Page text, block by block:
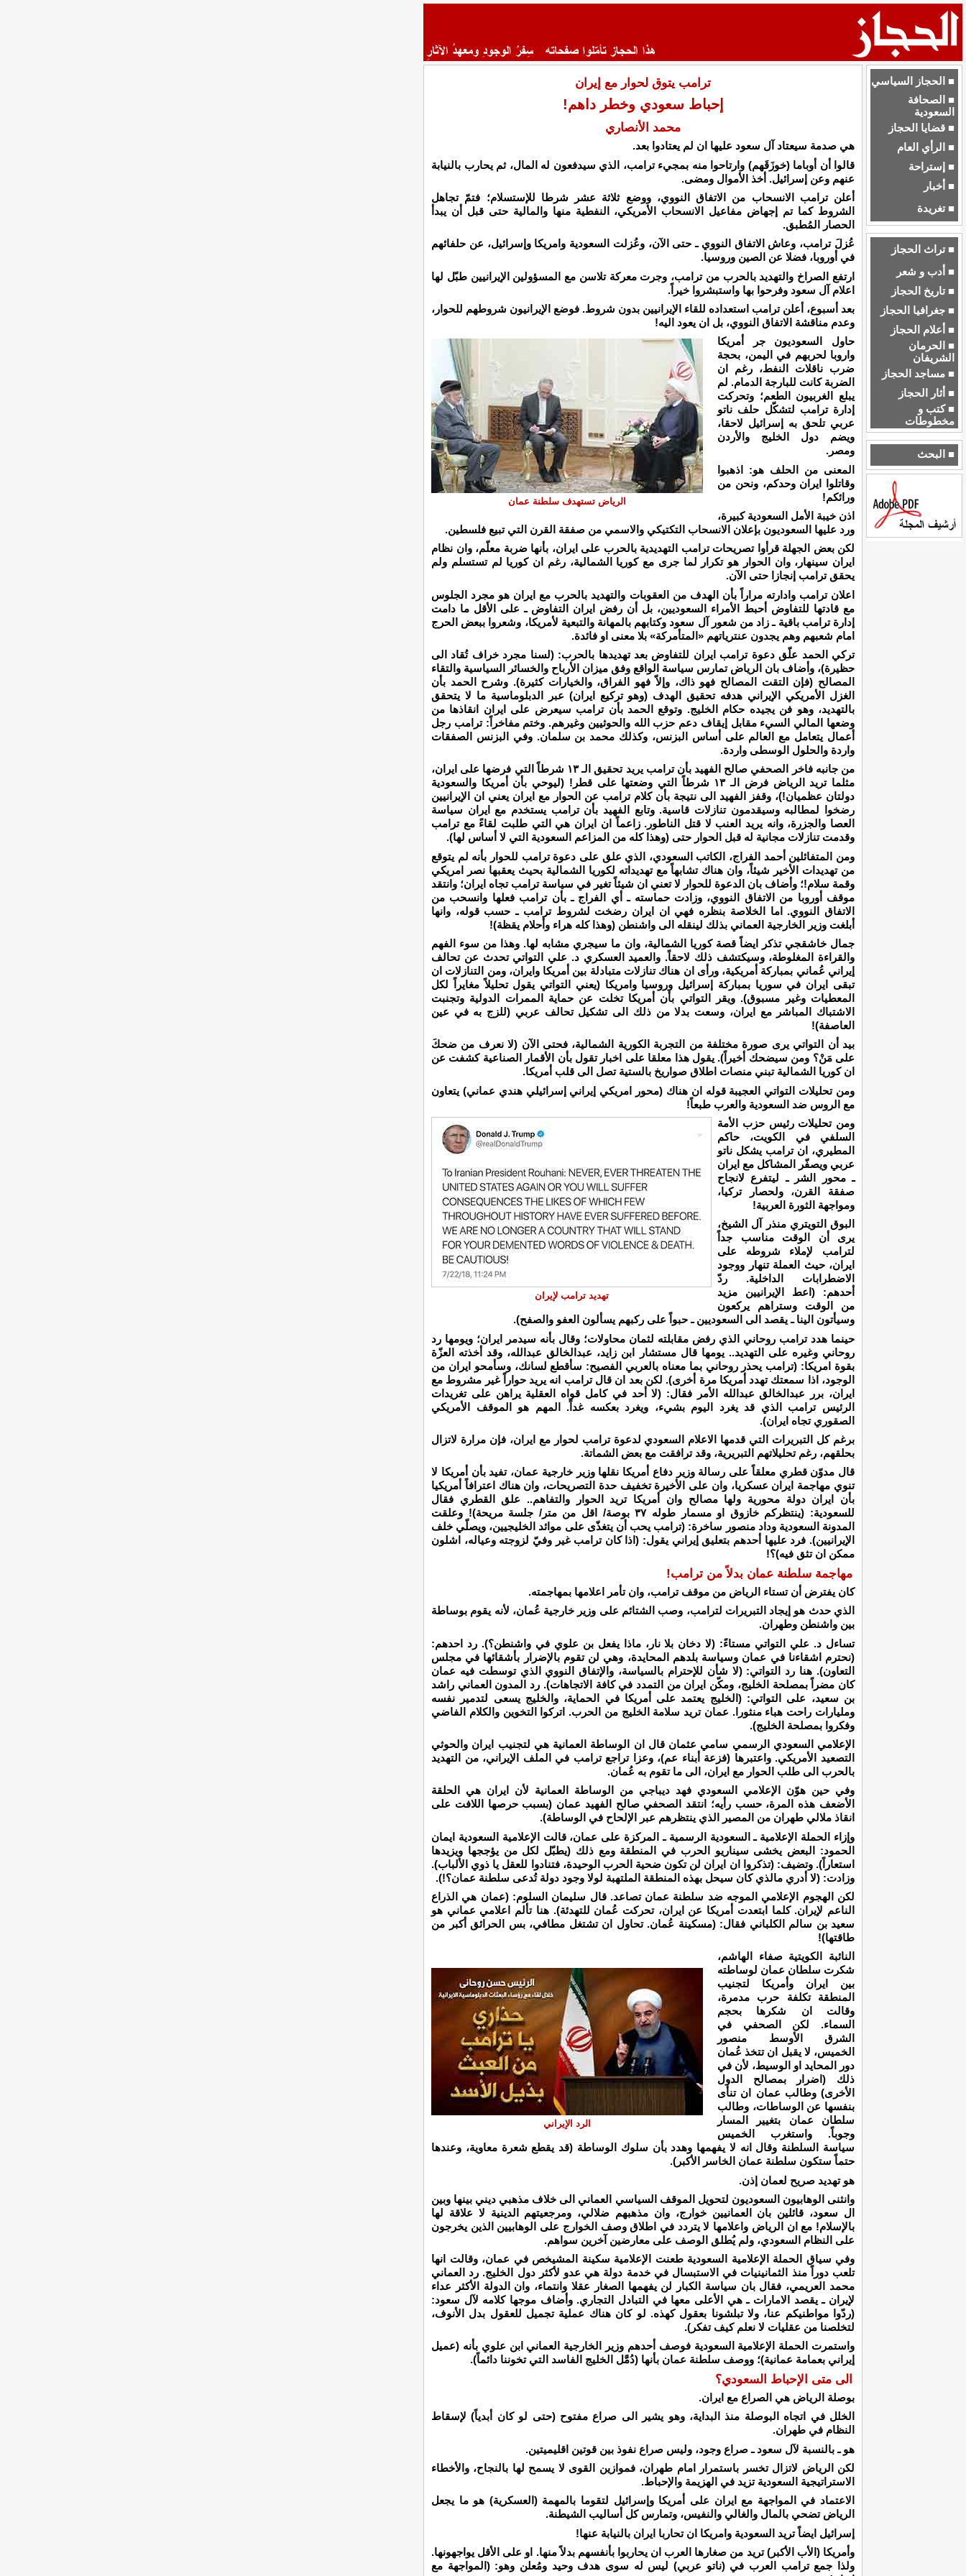
■ الحجاز السياسي
■ الصحافة
السعودية
■ قضايا الحجاز
■ الرأي العام
■ إستراحة
■ أخبار
■ تغريدة
■ تراث الحجاز
■ أدب و شعر
■ تاريخ الحجاز
■ جغرافيا الحجاز
■ أعلام الحجاز
■ الحرمان
الشريفان
■ مساجد الحجاز
■ أثار الحجاز
■ كتب و
مخطوطات
■ البحث
ترامب يتوق لحوار مع إيران
إحباط سعودي وخطر داهم!
محمد الأنصاري
هي صدمة سيعتاد آل سعود عليها ان لم يعتادوا بعد.
قالوا أن أوباما (خوزَقَهم) وارتاحوا منه بمجيء ترامب، الذي سيدفعون له المال، ثم يحارب بالنيابة
عنهم وعن إسرائيل. أخذ الأموال ومضى.
أعلن ترامب الانسحاب من الاتفاق النووي، ووضع ثلاثة عشر شرطا للإستسلام؛ فتمّ تجاهل
الشروط كما تم إجهاض مفاعيل الانسحاب الأمريكي، النفطية منها والمالية حتى قبل أن يبدأ
الحصار المُطبق.
عُزلَ ترامب، وعاش الاتفاق النووي ـ حتى الآن، وعُزلت السعودية وامريكا وإسرائيل، عن حلفائهم
في أوروبا، فضلا عن الصين وروسيا.
ارتفع الصراخ والتهديد بالحرب من ترامب، وجرت معركة تلاسن مع المسؤولين الإيرانيين طبّل لها
اعلام آل سعود وفرحوا بها واستبشروا خيراً.
بعد أسبوع، أعلن ترامب استعداده للقاء الإيرانيين بدون شروط. فوضع الإيرانيون شروطهم للحوار،
وعدم مناقشة الاتفاق النووي، بل ان يعود اليه!
الرياض تستهدف سلطنة عمان
حاول السعوديون جر أمريكا
واروبا لحربهم في اليمن، بحجة
ضرب ناقلات النفط، رغم ان
الضربة كانت للبارجة الدمام. لم
يبلع الغربيون الطعم؛ وتحركت
إدارة ترامب لتشكّل حلف ناتو
عربي تلحق به إسرائيل لاحقا،
ويضم دول الخليج والأردن
ومصر.
المعنى من الحلف هو: اذهبوا
وقاتلوا ايران وحدكم، ونحن من
ورائكم!
اذن خيبة الأمل السعودية كبيرة،
ورد عليها السعوديون بإعلان الانسحاب التكتيكي والاسمي من صفقة القرن التي تبيع فلسطين.
لكن بعض الجهلة قرأوا تصريحات ترامب التهديدية بالحرب على ايران، بأنها ضربة معلّم، وان نظام
ايران سينهار، وان الحوار هو تكرار لما جرى مع كوريا الشمالية، رغم ان كوريا لم تستسلم ولم
يحقق ترامب إنجازا حتى الآن.
اعلان ترامب وادارته مراراً بأن الهدف من العقوبات والتهديد بالحرب مع ايران هو مجرد الجلوس
مع قادتها للتفاوض أحبط الأمراء السعوديين، بل أن رفض ايران التفاوض ـ على الأقل ما دامت
إدارة ترامب باقية ـ زاد من شعور آل سعود وكتابهم بالمهانة والتبعية لأمريكا، وشعروا ببعض الحرج
امام شعبهم وهم يجدون عنترياتهم «المتأمركة» بلا معنى او فائدة.
تركي الحمد علّق دعوة ترامب ايران للتفاوض بعد تهديدها بالحرب: (لسنا مجرد خراف تُقاد الى
حظيرة)، وأضاف بان الرياض تمارس سياسة الواقع وفق ميزان الأرباح والخسائر السياسية والتقاء
المصالح (فإن التقت المصالح فهو ذاك، وإلاّ فهو الفراق، والخيارات كثيرة). وشرح الحمد بأن
الغزل الأمريكي الإيراني هدفه تحقيق الهدف (وهو تركيع ايران) عبر الدبلوماسية ما لا يتحقق
بالتهديد، وهو فن يجيده حكام الخليج. وتوقع الحمد بأن ترامب سيعرض على ايران انقاذها من
وضعها المالي السيء مقابل إيقاف دعم حزب الله والحوثيين وغيرهم. وختم مفاخراً: ترامب رجل
أعمال يتعامل مع العالم على أساس البزنس، وكذلك محمد بن سلمان. وفي البزنس الصفقات
واردة والحلول الوسطى واردة.
من جانبه فاخر الصحفي صالح الفهيد بأن ترامب يريد تحقيق الـ ١٣ شرطاً التي فرضها على ايران،
مثلما تريد الرياض فرض الـ ١٣ شرطاً التي وضعتها على قطر! (ليوحي بأن أمريكا والسعودية
دولتان عظميان!)، وقفز الفهيد الى نتيجة بأن كلام ترامب عن الحوار مع ايران يعني ان الإيرانيين
رضخوا لمطالبه وسيقدمون تنازلات قاسية. وتابع الفهيد بأن ترامب يستخدم مع ايران سياسة
العصا والجزرة، وانه يريد العنب لا قتل الناطور. زاعماً ان ايران هي التي طلبت لقاءً مع ترامب
وقدمت تنازلات مجانية له قبل الحوار حتى (وهذا كله من المزاعم السعودية التي لا أساس لها).
ومن المتفائلين أحمد الفراج، الكاتب السعودي، الذي علق على دعوة ترامب للحوار بأنه لم يتوقع
من تهديدات الأخير شيئاً، وان هناك تشابهاً مع تهديداته لكوريا الشمالية بحيث يعقبها نصر امريكي
وقمة سلام!؛ وأضاف بان الدعوة للحوار لا تعني ان شيئاً تغير في سياسة ترامب تجاه ايران؛ وانتقد
موقف أوروبا من الاتفاق النووي، وزادت حماسته ـ أي الفراج ـ بأن ترامب فعلها وانسحب من
الاتفاق النووي. اما الخلاصة بنظره فهي ان ايران رضخت لشروط ترامب ـ حسب قوله، وانها
أبلغت وزير الخارجية العماني بذلك لينقله الى واشنطن (وهذا كله هراء وأحلام يقظة)!
جمال خاشقجي تذكر ايضاً قصة كوريا الشمالية، وان ما سيجري مشابه لها. وهذا من سوء الفهم
والقراءة المغلوطة، وسيكتشف ذلك لاحقاً. والعميد العسكري د. علي التواتي تحدث عن تحالف
إيراني عُماني بمباركة أمريكية، ورأى ان هناك تنازلات متبادلة بين أمريكا وايران، ومن التنازلات ان
تبقى ايران في سوريا بمباركة إسرائيل وروسيا وامريكا (يعني التواتي يقول تحليلاً مغايراً لكل
المعطيات وغير مسبوق). ويقر التواتي بأن أمريكا تخلت عن حماية الممرات الدولية وتجنبت
الاشتباك المباشر مع ايران، وسعت بدلا من ذلك الى تشكيل تحالف عربي (للزج به في عين
العاصفة)!
بيد أن التواتي يرى صورة مختلفة من التجربة الكورية الشمالية، فحتى الآن (لا نعرف من ضحكَ
على مَنْ؟ ومن سيضحك أخيراً). يقول هذا معلقا على اخبار تقول بأن الأقمار الصناعية كشفت عن
ان كوريا الشمالية تبني منصات اطلاق صواريخ بالستية تصل الى قلب أمريكا.
ومن تحليلات التواتي العجيبة قوله ان هناك (محور امريكي إيراني إسرائيلي هندي عماني) يتعاون
مع الروس ضد السعودية والعرب طبعاً!
تهديد ترامب لإيران
ومن تحليلات رئيس حزب الأمة
السلفي في الكويت، حاكم
المطيري، ان ترامب يشكل ناتو
عربي ويصفّر المشاكل مع ايران
ـ محور الشر ـ ليتفرع لانجاح
صفقة القرن، ولحصار تركيا،
ومواجهة الثورة العربية!
البوق التويتري منذر آل الشيخ،
يرى أن الوقت مناسب جداً
لترامب لإملاء شروطه على
ايران، حيث العملة تنهار ووجود
الاضطرابات الداخلية. ردّ
أحدهم: (اعط الإيرانيين مزيد
من الوقت وستراهم يركعون
وسيأتون الينا ـ يقصد الى السعوديين ـ حبواً على ركبهم يسألون العفو والصفح).
حينما هدد ترامب روحاني الذي رفض مقابلته لثمان محاولات؛ وقال بأنه سيدمر ايران؛ ويومها رد
روحاني وغيره على التهديد.. يومها قال مستشار ابن زايد، عبدالخالق عبدالله، وقد أخذته العزّة
بقوة امريكا: (ترامب يحذر روحاني بما معناه بالعربي الفصيح: سأقطع لسانك، وسأمحو ايران من
الوجود، اذا سمعتك تهدد أمريكا مرة أخرى). لكن بعد ان قال ترامب انه يريد حواراً غير مشروط مع
ايران، برر عبدالخالق عبدالله الأمر فقال: (لا أحد في كامل قواه العقلية يراهن على تغريدات
الرئيس ترامب الذي قد يغرد اليوم بشيء، ويغرد بعكسه غداً. المهم هو الموقف الأمريكي
الصقوري تجاه ايران).
برغم كل التبريرات التي قدمها الاعلام السعودي لدعوة ترامب لحوار مع ايران، فإن مرارة لاتزال
بحلقهم، رغم تحليلاتهم التبريرية، وقد ترافقت مع بعض الشماتة.
قال مدوّن قطري معلقاً على رسالة وزير دفاع أمريكا نقلها وزير خارجية عمان، تفيد بأن أمريكا لا
تنوي مهاجمة ايران عسكريا، وان على الأخيرة تخفيف حدة التصريحات، وان هناك اعترافاً أمريكيا
بأن ايران دولة محورية ولها مصالح وان أمريكا تريد الحوار والتفاهم.. علق القطري فقال
للسعودية: (ينتظركم خازوق او مسمار طوله ٣٧ بوصة/ اقل من متر/ جلسة مريحة)! وعلقت
المدونة السعودية وداد منصور ساخرة: (ترامب يحب أن يتغذّى على موائد الخليجيين، ويصلّي خلف
الإيرانيين). فرد عليها أحدهم بتعليق إيراني يقول: (اذا كان ترامب غير وفيّ لزوجته وعياله، اشلون
ممكن ان تثق فيه)؟!
مهاجمة سلطنة عمان بدلاً من ترامب!
كان يفترض أن تستاء الرياض من موقف ترامب، وان تأمر اعلامها بمهاجمته.
الذي حدث هو إيجاد التبريرات لترامب، وصب الشتائم على وزير خارجية عُمان، لأنه يقوم بوساطة
بين واشنطن وطهران.
تساءل د. علي التواتي مستاءً: (لا دخان بلا نار، ماذا يفعل بن علوي في واشنطن؟). رد احدهم:
(نحترم اشقاءنا في عمان وسياسة بلدهم المحايدة، وهي لن تقوم بالإضرار بأشقائها في مجلس
التعاون). هنا رد التواتي: (لا شأن للإحترام بالسياسة، والإتفاق النووي الذي توسطت فيه عمان
كان مضراً بمصلحة الخليج، ومكّن ايران من التمدد في كافة الاتجاهات). رد المدون العماني راشد
بن سعيد، على التواتي: (الخليج يعتمد على أمريكا في الحماية، والخليج يسعى لتدمير نفسه
ومليارات راحت هباء منثورا. عمان تريد سلامة الخليج من الحرب. اتركوا التخوين والكلام الفاضي
وفكروا بمصلحة الخليج).
الإعلامي السعودي الرسمي سامي عثمان قال ان الوساطة العمانية هي لتجنيب ايران والحوثي
التصعيد الأمريكي. واعتبرها (فزعة أبناء عم)، وعزا تراجع ترامب في الملف الإيراني، من التهديد
بالحرب الى طلب الحوار مع ايران، الى ما تقوم به عُمان.
وفي حين هوّن الإعلامي السعودي فهد ديباجي من الوساطة العمانية لأن ايران هي الحلقة
الأضعف هذه المرة، حسب رأيه؛ انتقد الصحفي صالح الفهيد عمان (بسبب حرصها اللافت على
انقاذ ملالي طهران من المصير الذي ينتظرهم عبر الإلحاح في الوساطة).
وإزاء الحملة الإعلامية ـ السعودية الرسمية ـ المركزة على عمان، قالت الإعلامية السعودية ايمان
الحمود: البعض يخشى سيناريو الحرب في المنطقة ومع ذلك (يطبّل لكل من يؤججها ويزيدها
استعاراً). وتضيف: (تذكروا ان ايران لن تكون ضحية الحرب الوحيدة، فتنادوا للعقل يا ذوي الألباب).
وزادت: (لا أدري مالذي كان سيحل بهذه المنطقة الملتهبة لولا وجود دولة تُدعى سلطنة عمان؟!).
لكن الهجوم الإعلامي الموجه ضد سلطنة عمان تصاعد. قال سليمان السلوم: (عمان هي الذراع
الناعم لإيران. كلما ابتعدت أمريكا عن ايران، تحركت عُمان للتهدئة). هنا تألم اعلامي عماني هو
سعيد بن سالم الكلباني فقال: (مسكينة عُمان. تحاول ان تشتغل مطافي، بس الحرائق أكبر من
طاقتها)!
الرد الإيراني
النائبة الكويتية صفاء الهاشم،
شكرت سلطان عمان لوساطته
بين ايران وأمريكا لتجنيب
المنطقة تكلفة حرب مدمرة،
وقالت ان شكرها بحجم
السماء. لكن الصحفي في
الشرق الأوسط منصور
الخميس، لا يقبل ان تتخذ عُمان
دور المحايد او الوسيط، لأن في
ذلك (اضرار بمصالح الدول
الأخرى) وطالب عمان ان تنأى
بنفسها عن الوساطات، وطالب
سلطان عمان بتغيير المسار
وجوباً. واستغرب الخميس
سياسة السلطنة وقال انه لا يفهمها وهدد بأن سلوك الوساطة (قد يقطع شعرة معاوية، وعندها
حتماً ستكون سلطنة عمان الخاسر الأكبر).
هو تهديد صريح لعمان إذن.
وانثنى الوهابيون السعوديون لتحويل الموقف السياسي العماني الى خلاف مذهبي ديني بينها وبين
ال سعود، قائلين بان العمانيين خوارج، وان مذهبهم ضلالي، ومرجعيتهم الدينية لا علاقة لها
بالإسلام! مع ان الرياض واعلامها لا يتردد في اطلاق وصف الخوارج على الوهابيين الذين يخرجون
على النظام السعودي، ولم يُطلق الوصف على معارضين آخرين سواهم.
وفي سياق الحملة الإعلامية السعودية طعنت الإعلامية سكينة المشيخص في عمان، وقالت انها
تلعب دوراً منذ الثمانينيات في الاستبسال في خدمة دولة هي عدو لأكثر دول الخليج. رد العماني
محمد العريمي، فقال بان سياسة الكبار لن يفهمها الصغار عقلا وانتماء، وان الدولة الأكثر عداء
لإيران ـ يقصد الامارات ـ هي الأعلى معها في التبادل التجاري. وأضاف موجها كلامه لآل سعود:
(ردّوا مواطنيكم عنا، ولا تبلشونا بعقول كهذه. لو كان هناك عملية تجميل للعقول بدل الأنوف،
لتخلصنا من عقليات لا نعلم كيف تفكر).
واستمرت الحملة الإعلامية السعودية فوصف أحدهم وزير الخارجية العماني ابن علوي بأنه (عميل
إيراني بعمامة عمانية)؛ ووصف سلطنة عمان بأنها (دُمَّل الخليج الفاسد التي تخوننا دائماً).
الى متى الإحباط السعودي؟
بوصلة الرياض هي الصراع مع ايران.
الخلل في اتجاه البوصلة منذ البداية، وهو يشير الى صراع مفتوح (حتى لو كان أبدياً) لإسقاط
النظام في طهران.
هو ـ بالنسبة لآل سعود ـ صراع وجود، وليس صراع نفوذ بين قوتين اقليميتين.
لكن الرياض لاتزال تخسر باستمرار امام طهران، فموازين القوى لا يسمح لها بالنجاح، والأخطاء
الاستراتيجية السعودية تزيد في الهزيمة والإحباط.
الاعتماد في المواجهة مع ايران على أمريكا وإسرائيل لتقوما بالمهمة (العسكرية) هو ما يجعل
الرياض تضحي بالمال والغالي والنفيس، وتمارس كل أساليب الشيطنة.
إسرائيل ايضاً تريد السعودية وامريكا ان تحاربا ايران بالنيابة عنها!
وأمريكا (الأب الأكبر) تريد من صغارها العرب ان يحاربوا بأنفسهم بدلاً منها. او على الأقل يواجهونها.
ولذا جمع ترامب العرب في (ناتو عربي) ليس له سوى هدف وحيد ومُعلن وهو: (المواجهة مع